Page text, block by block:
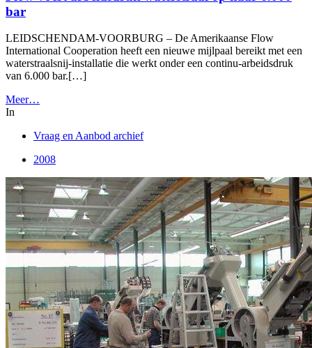
bar
LEIDSCHENDAM-VOORBURG – De Amerikaanse Flow
International Cooperation heeft een nieuwe mijlpaal bereikt met een
waterstraalsnij-installatie die werkt onder een continu-arbeidsdruk
van 6.000 bar.[…]
Meer…
In
Vraag en Aanbod archief
2008